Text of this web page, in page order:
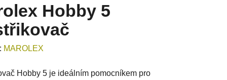
Hobby 5
MAROLEX
Hobby 5 je ideálním pomocníkem pro